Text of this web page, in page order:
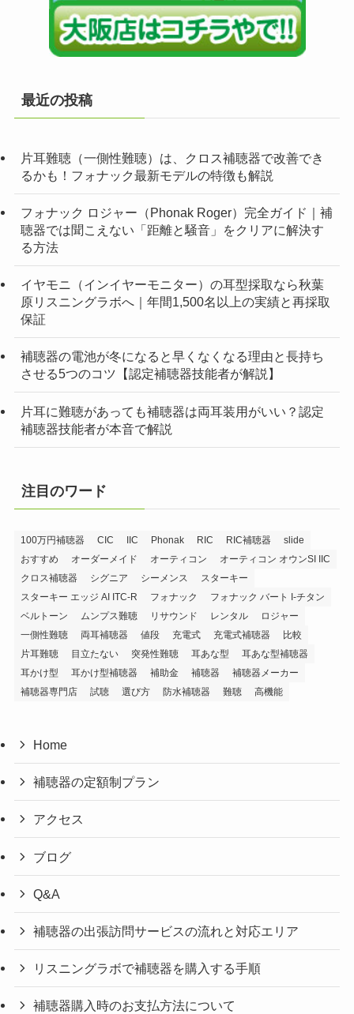
最近の投稿
片耳難聴（一側性難聴）は、クロス補聴器で改善でき
るかも！フォナック最新モデルの特徴も解説
フォナック ロジャー（Phonak Roger）完全ガイド｜補
聴器では聞こえない「距離と騒音」をクリアに解決す
る方法
イヤモニ（インイヤーモニター）の耳型採取なら秋葉
原リスニングラボへ｜年間1,500名以上の実績と再採取
保証
補聴器の電池が冬になると早くなくなる理由と長持ち
させる5つのコツ【認定補聴器技能者が解説】
片耳に難聴があっても補聴器は両耳装用がいい？認定
補聴器技能者が本音で解説
注目のワード
100万円補聴器 CIC IIC Phonak RIC RIC補聴器
slide
おすすめ
オーダーメイド オーティコン
オーティコン オウンSI IIC
クロス補聴器
シグニア シーメンス
スターキー
スターキー エッジ AI ITC-R
フォナック
フォナック バート I-チタン
ベルトーン
ムンプス難聴 リサウンド レンタル
ロジャー
一側性難聴
両耳補聴器 値段 充電式 充電式補聴器
比較
片耳難聴
目立たない 突発性難聴 耳あな型
耳あな型補聴器
耳かけ型
耳かけ型補聴器 補助金 補聴器
補聴器メーカー
補聴器専門店
試聴 選び方 防水補聴器 難聴 高機能
Home
補聴器の定額制プラン
アクセス
ブログ
Q&A
補聴器の出張訪問サービスの流れと対応エリア
リスニングラボで補聴器を購入する手順
補聴器購入時のお支払方法について